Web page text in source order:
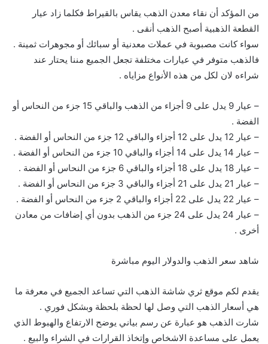
من المؤكد أن نقاء معدن الذهب يقاس بالقيراط فكلما زاد عيار
القطعة الذهبية أصبح الذهب أنقى .
سواء كانت مصبوبة في عملات معدنية أو سبائك أو مجوهرات ثمينة .
فالذهب متوفر في عيارات مختلفة تجعل الجميع مننا يحتار عند
شراءه لان لكل من هذه الأنواع مزاياه .
– عيار 9 يدل على 9 أجزاء من الذهب والباقي 15 جزء من النحاس أو
الفضة .
– عيار 12 يدل على 12 أجزاء والباقي 12 جزء من النحاس أو الفضة .
– عيار 14 يدل على 14 أجزاء والباقي 10 جزء من النحاس أو الفضة .
– عيار 18 يدل على 18 أجزاء والباقي 6 جزء من النحاس أو الفضة .
– عيار 21 يدل على 21 أجزاء والباقي 3 جزء من النحاس أو الفضة .
– عيار 22 يدل على 22 أجزاء والباقي 2 جزء من النحاس أو الفضة .
– عيار 24 يدل على 24 جزء من الذهب بدون أي إضافات من معادن
أخرى .
شاهد سعر الذهب والدولار اليوم مباشرة
يقدم لكم موقع ثري شاشة الذهب التي تساعد الجميع في معرفة ما
هي أسعار الذهب التي وصل لها لحظة بلحظة وبشكل فوري .
شارت الذهب هو عبارة عن رسم بياني يوضح الارتفاع والهبوط الذي
يعمل على مساعدة الاشخاص وإتخاذ القرارات في الشراء والبيع .